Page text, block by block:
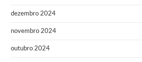
dezembro 2024
novembro 2024
outubro 2024